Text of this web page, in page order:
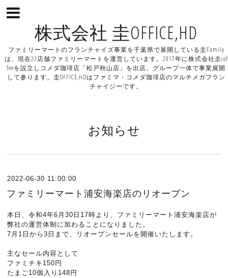
株式会社 圭OFFICE,HD
ファミリーマートのフランチャイズ事業を千葉県で展開している圭Family
は、現在23店舗ファミリーマートを運営しています。2017年に株式会社圭cof
feeを設立しコメダ珈琲店「松戸秋山店」を出店。グループ一体で事業展開
して参ります。圭OFFICE,HDはファミマ・コメダ珈琲店のマルチメガフラン
チャイジーです。
お知らせ
2022-06-30 11:00:00
ファミリーマート浦安海楽店のリオープン
本日、令和4年6月30日17時より、ファミリーマート浦安海楽店が
弊社の運営体制に加わることになりました。
7月1日から3日まで、リオープンセールを開催いたします。
主なセール内容として
ファミチキ150円
たまご10個入り148円